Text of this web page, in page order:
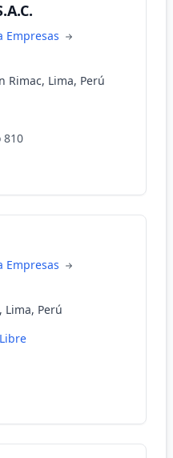
Empresas
Rimac, Lima, Perú
810
Empresas
Lima, Perú